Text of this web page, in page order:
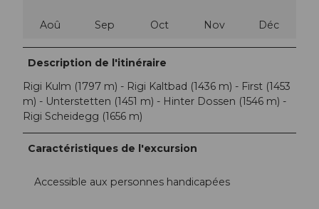
Aoû Sep Oct Nov Déc
Description de l'itinéraire
Rigi Kulm (1797 m) - Rigi Kaltbad (1436 m) - First (1453
m) - Unterstetten (1451 m) - Hinter Dossen (1546 m) -
Rigi Scheidegg (1656 m)
Caractéristiques de l'excursion
Accessible aux personnes handicapées